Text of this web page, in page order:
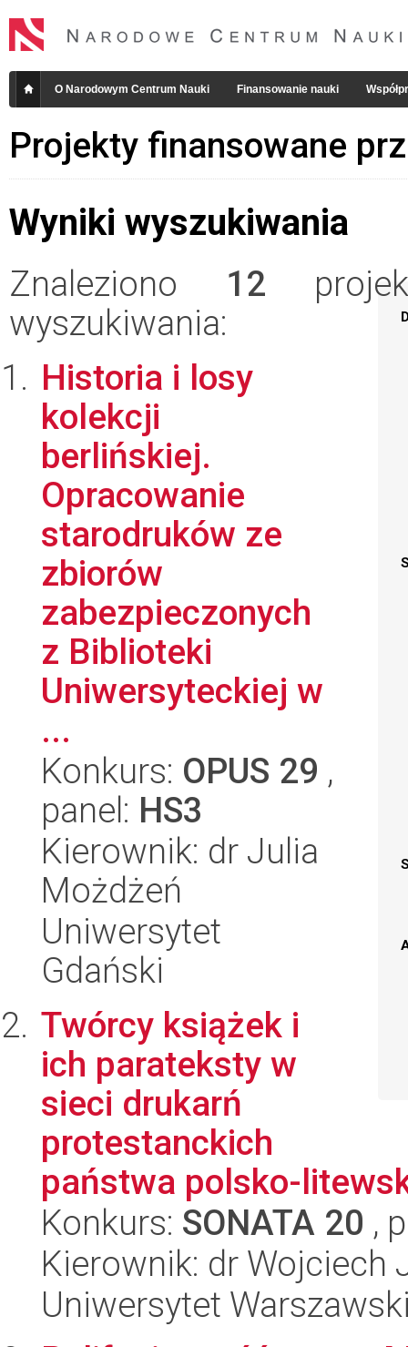
O Narodowym Centrum Nauki Finansowanie nauki
Projekty finansowane
Wyniki wyszukiwania
Znaleziono 12
wyszukiwania:
Historia i losy
kolekcji
berlińskiej.
Opracowanie
starodruków ze
zbiorów
zabezpieczonych
z Biblioteki
Uniwersyteckiej w
...
Konkurs: OPUS 29 ,
panel: HS3
Kierownik: dr Julia
Możdżeń
Uniwersytet
Gdański
Twórcy książek i
ich parateksty w
sieci drukarń
protestanckich
państwa polsko-
Konkurs: SONATA 20 ,
Kierownik: dr Wojciech
Uniwersytet